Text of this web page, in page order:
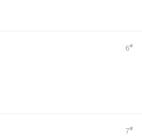
6#
7#